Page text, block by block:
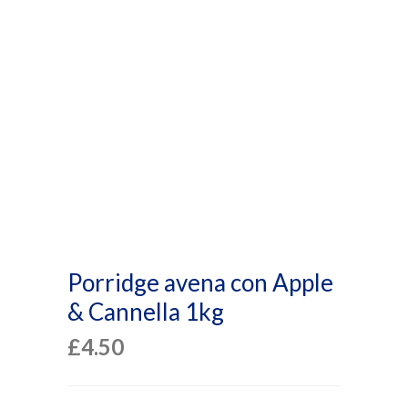
Porridge avena con Apple
& Cannella 1kg
£4.50